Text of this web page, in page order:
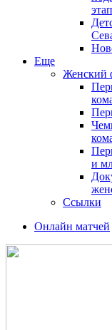
Еще
Женский
и
Ссылки
Онлайн матчей